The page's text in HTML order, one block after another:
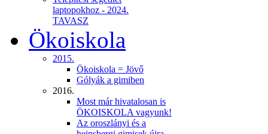
laptopokhoz - 2024.
TAVASZ
Ökoiskola
2015.
Ökoiskola = Jövő
Gólyák a gimiben
2016.
Most már hivatalosan is
ÖKOISKOLA vagyunk!
Az oroszlányi és a